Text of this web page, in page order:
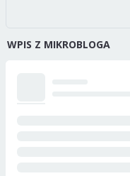
WPIS Z MIKROBLOGA